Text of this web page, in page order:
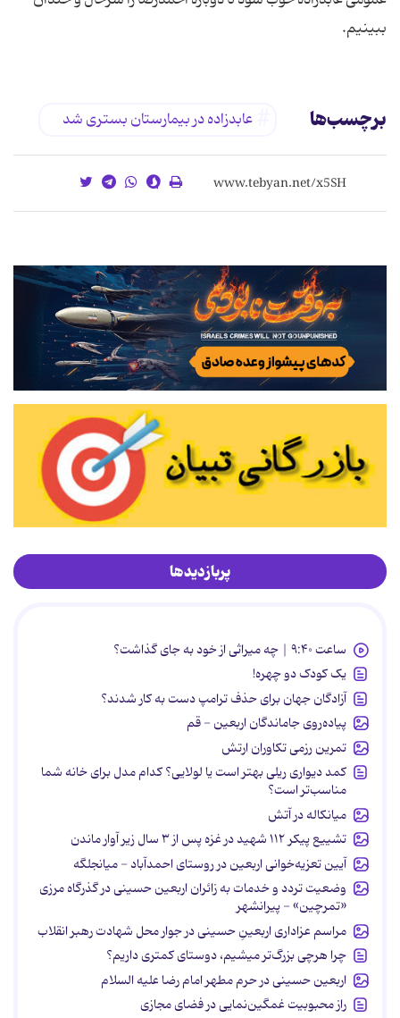
ببینیم.
برچسب‌ها عابدزاده در بیمارستان بستری شد
پربازدیدها
ساعت ۹:۴۰ | چه میراثی از خود به جای گذاشت؟
یک کودک دو چهره!
آزادگان جهان برای حذف ترامپ دست به کار شدند؟
پیاده‌روی جاماندگان اربعین - قم
تمرین رزمی تکاوران ارتش
کمد دیواری ریلی بهتر است یا لولایی؟ کدام مدل برای خانه شما
مناسب‌تر است؟
میانکاله در آتش
تشییع پیکر ۱۱۲ شهید در غزه پس از ۳ سال زیر آوار ماندن
آیین تعزیه‌خوانی اربعین در روستای احمدآباد - میانجلگه
وضعیت تردد و خدمات به زائران اربعین حسینی در گذرگاه مرزی
«تمرچین» - پیرانشهر
مراسم عزاداری اربعینِ حسینی در جوار محل شهادت رهبر انقلاب
چرا هرچی بزرگ‌تر میشیم، دوستای کمتری داریم؟
اربعین حسینی در حرم مطهر امام رضا علیه السلام
راز محبوبیت غمگین‌نمایی در فضای مجازی